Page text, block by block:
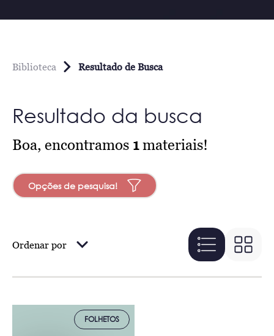
Biblioteca Resultado de Busca
Resultado da busca
Boa, encontramos 1materiais!
Opções de pesquisa!
Ordenar por
FOLHETOS